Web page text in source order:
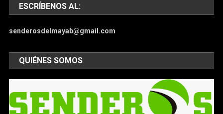
ESCRÍBENOS AL:
senderosdelmayab@gmail.com
QUIÉNES SOMOS